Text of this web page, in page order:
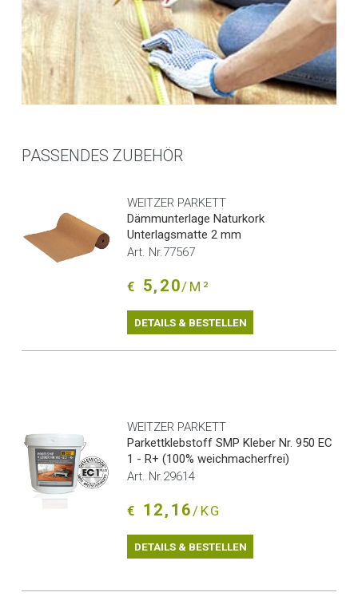
PASSENDES ZUBEHÖR
WEITZER PARKETT
Dämmunterlage Naturkork
Unterlagsmatte 2 mm
Art. Nr.77567
€ 5,20/M²
DETAILS & BESTELLEN
WEITZER PARKETT
Parkettklebstoff SMP Kleber Nr. 950 EC
1 - R+ (100% weichmacherfrei)
Art. Nr.29614
€ 12,16/KG
DETAILS & BESTELLEN